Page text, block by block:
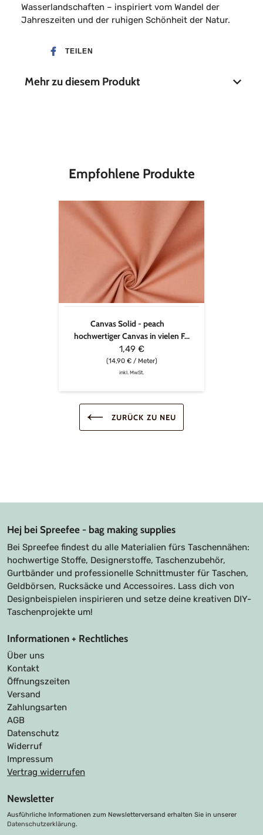
Wasserlandschaften – inspiriert vom Wandel der
Jahreszeiten und der ruhigen Schönheit der Natur.
TEILEN
Mehr zu diesem Produkt
Empfohlene Produkte
Canvas
Solid
Canvas Solid - peach
hochwertiger Canvas in vielen F...
1,49 €
(14,90 € / Meter)
inkl. MwSt.
ZURÜCK ZU NEU
Hej bei Spreefee - bag making supplies
Bei Spreefee findest du alle Materialien fürs Taschennähen:
hochwertige Stoffe, Designerstoffe, Taschenzubehör,
Gurtbänder und professionelle Schnittmuster für Taschen,
Geldbörsen, Rucksäcke und Accessoires. Lass dich von
Designbeispielen inspirieren und setze deine kreativen DIY-
Taschenprojekte um!
Informationen + Rechtliches
Über uns
Kontakt
Öffnungszeiten
Versand
Zahlungsarten
AGB
Datenschutz
Widerruf
Impressum
Vertrag widerrufen
Newsletter
Ausführliche Informationen zum Newsletterversand erhalten Sie in unserer
Datenschutzerklärung.